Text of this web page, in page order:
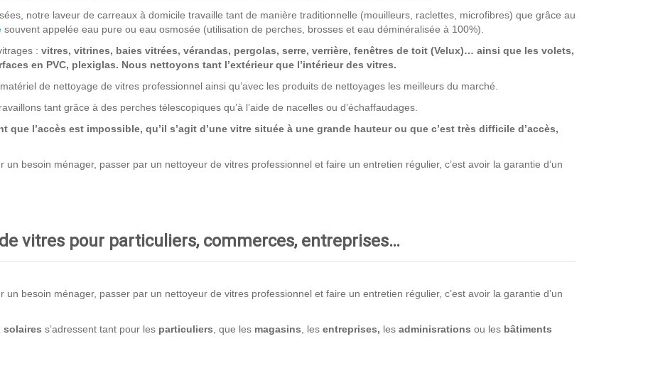
notre laveur de carreaux à domicile travaille tant de manière traditionnelle (mouilleurs, raclettes, microfibres) que grâce au
souvent appelée eau pure ou eau osmosée (utilisation de perches, brosses et eau déminéralisée à 100%).
: vitres, vitrines, baies vitrées, vérandas, pergolas, serre, verrière, fenêtres de toit (Velux)… ainsi que les volets,
en PVC, plexiglas. Nous nettoyons tant l’extérieur que l’intérieur des vitres.
de nettoyage de vitres professionnel ainsi qu’avec les produits de nettoyages les meilleurs du marché.
tant grâce à des perches télescopiques qu’à l’aide de nacelles ou d’échaffaudages.
l’accès est impossible, qu’il s’agit d’une vitre située à une grande hauteur ou que c’est très difficile d’accès,
besoin ménager, passer par un nettoyeur de vitres professionnel et faire un entretien régulier, c’est avoir la garantie d’un
vitres pour particuliers, commerces, entreprises…
besoin ménager, passer par un nettoyeur de vitres professionnel et faire un entretien régulier, c’est avoir la garantie d’un
solaires s’adressent tant pour les particuliers , que les magasins , les entreprises, les adminisrations ou les bâtiments